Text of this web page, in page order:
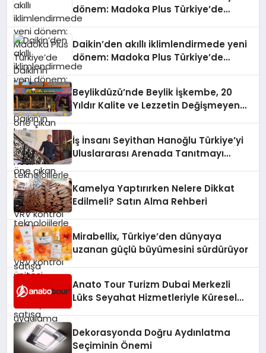
dönem: Madoka Plus Türkiye’de
Daikin’in kullanıcı dostu tasarımıyla
teknolojilerle donatılmış son modeli
VRV kontrol ünitesi Madoka Plus
Türkiye’de satışa sunuldu. Tam
dokunmatik ekranı, mobil uygulama
desteği ve akıllı sensör entegrasyonu
sayesinde iklimlendirme sistemlerinin
yönetimini daha kolay, konforlu ve
verimli hale getiriyor. Enerji
verimliliğini artırırken modern yaşam
Daikin’den akıllı iklimlendirmede yeni
dönem: Madoka Plus Türkiye’de
Daikin’in kullanıcı dostu tasarımıyla
teknolojilerle donatılmış son modeli
VRV kontrol ünitesi Madoka Plus
Türkiye’de satışa sunuldu. Tam
dokunmatik ekranı, mobil uygulama
desteği ve akıllı sensör entegrasyonu
sayesinde iklimlendirme sistemlerinin
yönetimini daha kolay, konforlu ve
verimli hale getiriyor. Enerji
verimliliğini artırırken modern yaşam
Beylikdüzü’nde Beylik İşkembe, 20
Yıldır Kalite ve Lezzetin Değişmeyen
İş İnsanı Seyithan Hanoğlu Türkiye’yi
Uluslararası Arenada Tanıtmayı
Kamelya Yaptırırken Nelere Dikkat
Edilmeli? Satın Alma Rehberi
Mirabellix, Türkiye’den dünyaya
uzanan güçlü büyümesini sürdürüyor
Anato Tour Turizm Dubai Merkezli
Lüks Seyahat Hizmetleriyle Küresel
Dekorasyonda Doğru Aydınlatma
Seçiminin Önemi